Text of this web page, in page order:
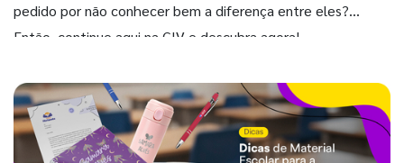
pedido por não conhecer bem a diferença entre eles?
Então, continue aqui na GIV e descubra agora!